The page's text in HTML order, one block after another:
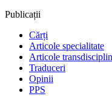
Publicații
Cărți
Articole specialitate
Articole
Traduceri
Opinii
PPS